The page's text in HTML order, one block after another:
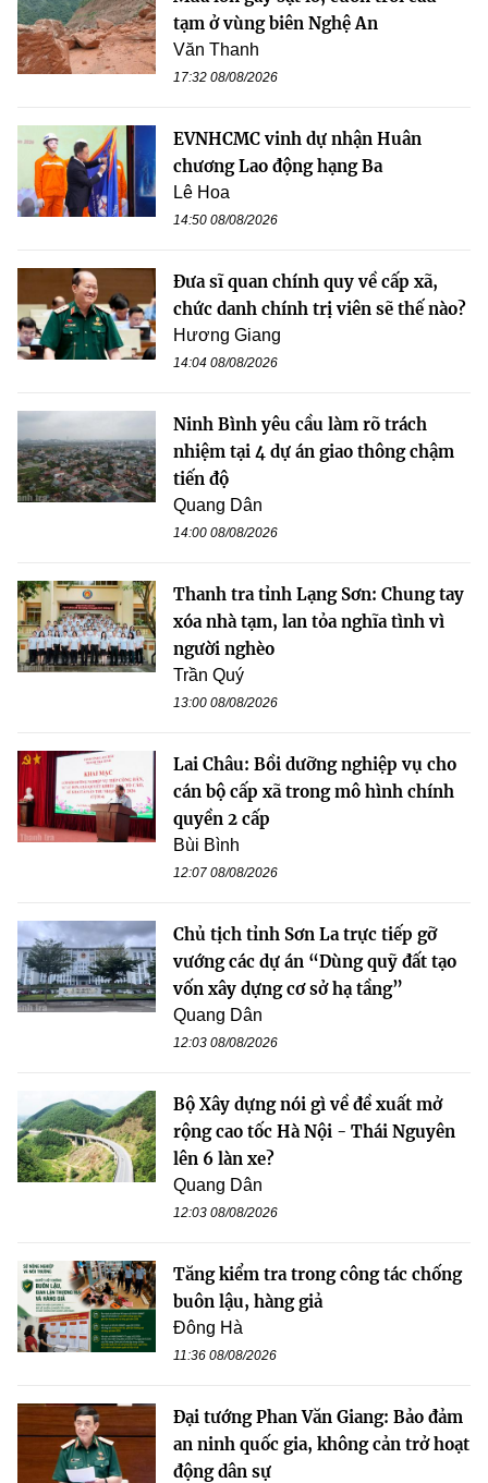
tạm ở vùng biên Nghệ An
Văn Thanh
17:32 08/08/2026
EVNHCMC vinh dự nhận Huân
chương Lao động hạng Ba
Lê Hoa
14:50 08/08/2026
Đưa sĩ quan chính quy về cấp xã,
chức danh chính trị viên sẽ thế nào?
Hương Giang
14:04 08/08/2026
Ninh Bình yêu cầu làm rõ trách
nhiệm tại 4 dự án giao thông chậm
tiến độ
Quang Dân
14:00 08/08/2026
Thanh tra tỉnh Lạng Sơn: Chung tay
xóa nhà tạm, lan tỏa nghĩa tình vì
người nghèo
Trần Quý
13:00 08/08/2026
Lai Châu: Bồi dưỡng nghiệp vụ cho
cán bộ cấp xã trong mô hình chính
quyền 2 cấp
Bùi Bình
12:07 08/08/2026
Chủ tịch tỉnh Sơn La trực tiếp gỡ
vướng các dự án “Dùng quỹ đất tạo
vốn xây dựng cơ sở hạ tầng”
Quang Dân
12:03 08/08/2026
Bộ Xây dựng nói gì về đề xuất mở
rộng cao tốc Hà Nội - Thái Nguyên
lên 6 làn xe?
Quang Dân
12:03 08/08/2026
Tăng kiểm tra trong công tác chống
buôn lậu, hàng giả
Đông Hà
11:36 08/08/2026
Đại tướng Phan Văn Giang: Bảo đảm
an ninh quốc gia, không cản trở hoạt
động dân sự